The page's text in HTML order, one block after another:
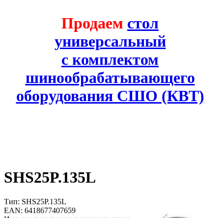
Продаем стол
универсальный
с комплектом
шинообрабатывающего
оборудования СШО (КВТ)
SHS25P.135L
Тип: SHS25P.135L
EAN: 6418677407659